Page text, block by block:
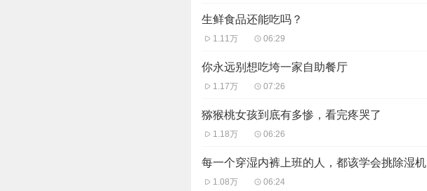
生鲜食品还能吃吗？
1.11万 06:29
你永远别想吃垮一家自助餐厅
1.17万 07:26
猕猴桃女孩到底有多惨，看完疼哭了
1.18万 06:26
每一个穿湿内裤上班的人，都该学会挑除湿机
1.08万 06:24